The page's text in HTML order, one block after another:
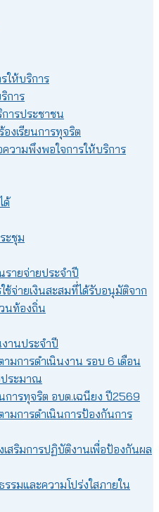
ให้บริการ
การ
ารประชาชน
องเรียนการทุจริต
วามพึงพอใจการให้บริการ
ด้
ะชุม
ายจ่ายประจำปี
ช้จ่ายเงินสะสมที่ได้รับอนุมัติจาก
นท้องถิ่น
านประจำปี
มการดำเนินงาน รอบ 6 เดือน
ประมาณ
ารทุจริต อบต.เฉนียง ปี2569
มการดำเนินการป้องกันการ
สริมการปฏิบัติงานเพื่อป้องกันผล
รมและความโปร่งใสภายใน